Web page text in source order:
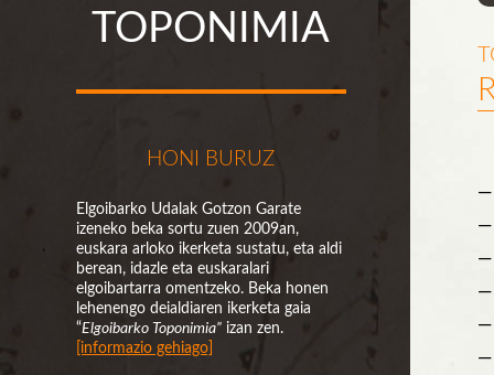
TOPONIMIA
HONI BURUZ
Elgoibarko Udalak Gotzon Garate
izeneko beka sortu zuen 2009an,
euskara arloko ikerketa sustatu, eta aldi
berean, idazle eta euskaralari
elgoibartarra omentzeko. Beka honen
lehenengo deialdiaren ikerketa gaia
“Elgoibarko Toponimia”izan zen.
[informazio gehiago]
—
—
—
—
—
—